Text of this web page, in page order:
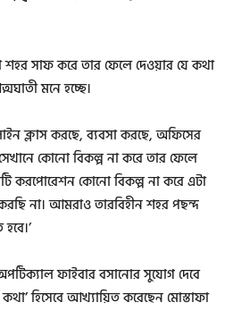
সাফ করে তার ফেলে দেওয়ার যে কথা
মনে হচ্ছে।
ক্লাস করছে, ব্যবসা করছে, অফিসের
কোনো বিকল্প না করে তার ফেলে
করপোরেশন কোনো বিকল্প না করে এটা
না। আমরাও তারবিহীন শহর পছন্দ
ফাইবার বসানোর সুযোগ দেবে
হিসেবে আখ্যায়িত করেছেন মোস্তাফা